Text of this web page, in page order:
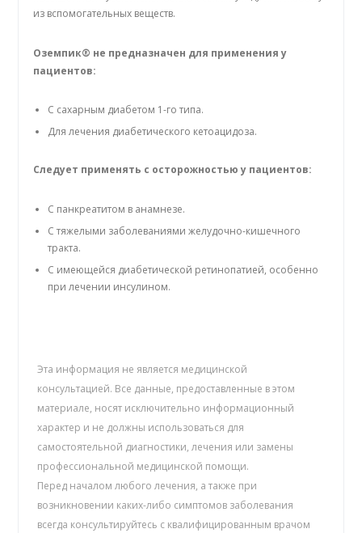
из вспомогательных веществ.
Оземпик® не предназначен для применения у
пациентов:
С сахарным диабетом 1-го типа.
Для лечения диабетического кетоацидоза.
Следует применять с осторожностью у пациентов:
С панкреатитом в анамнезе.
С тяжелыми заболеваниями желудочно-кишечного
тракта.
С имеющейся диабетической ретинопатией, особенно
при лечении инсулином.
Эта информация не является медицинской
консультацией. Все данные, предоставленные в этом
материале, носят исключительно информационный
характер и не должны использоваться для
самостоятельной диагностики, лечения или замены
профессиональной медицинской помощи.
Перед началом любого лечения, а также при
возникновении каких-либо симптомов заболевания
всегда консультируйтесь с квалифицированным врачом